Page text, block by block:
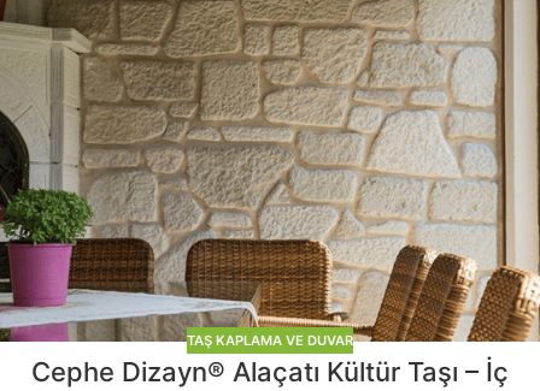
TAŞ KAPLAMA VE DUVAR
Cephe Dizayn® Alaçatı Kültür Taşı – İç